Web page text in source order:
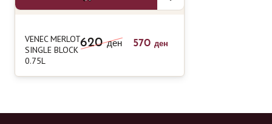
VENEC MERLOT
SINGLE BLOCK
0.75L
620ден 570 ден